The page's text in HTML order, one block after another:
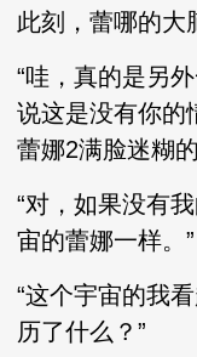
此刻，蕾哪的大
“哇，真的是另
说这是没有你的
蕾娜2满脸迷糊
“对，如果没有
宙的蕾娜一样。”
“这个宇宙的我
历了什么？”